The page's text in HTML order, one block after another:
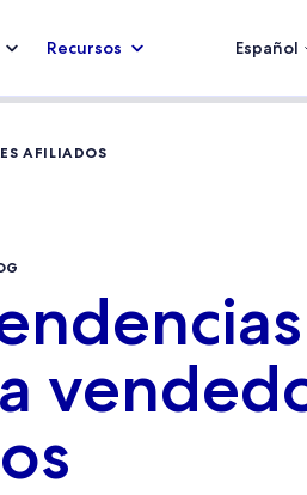
Recursos Español
AFILIADOS